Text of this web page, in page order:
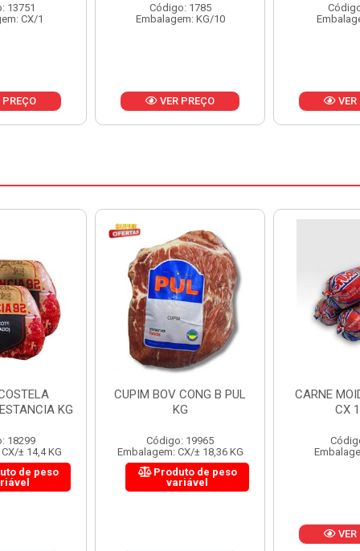
1785
KG/10
PREÇO
Código: 1801
Embalagem: BD/1
VER PREÇO VER
B PUL
19965
± 18,36 KG
de peso
CARNE MOIDA FORTBOI
CX 10KG
Código: 200
Embalagem: KG/10
LOMBINHO
Embalagem: